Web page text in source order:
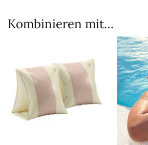
Kombinieren mit…